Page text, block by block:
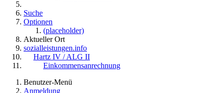
Suche
Optionen
(placeholder)
Aktueller Ort
sozialleistungen.info
Hartz IV / ALG II
Einkommensanrechnung
Benutzer-Menü
Anmeldung